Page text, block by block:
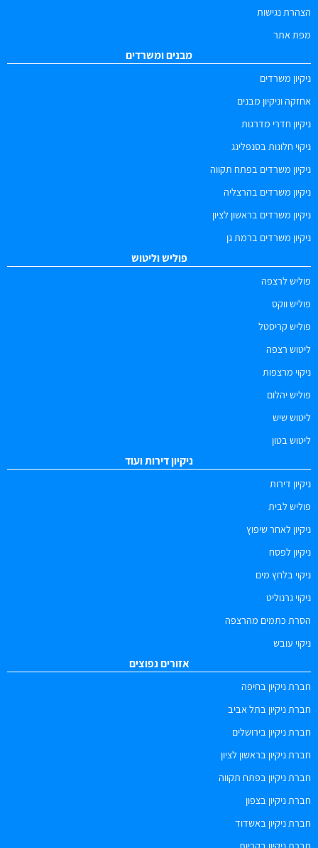
הצהרת נגישות
מפת אתר
מבנים ומשרדים
ניקיון משרדים
אחזקה וניקיון מבנים
ניקיון חדרי מדרגות
ניקוי חלונות בסנפלינג
ניקיון משרדים בפתח תקווה
ניקיון משרדים בהרצליה
ניקיון משרדים בראשון לציון
ניקיון משרדים ברמת גן
פוליש וליטוש
פוליש לרצפה
פוליש ווקס
פוליש קריסטל
ליטוש רצפה
ניקוי מרצפות
פוליש יהלום
ליטוש שיש
ליטוש בטון
ניקיון דירות ועוד
ניקיון דירות
פוליש לבית
ניקיון לאחר שיפוץ
ניקיון לפסח
ניקוי בלחץ מים
ניקוי גרנוליט
הסרת כתמים מהרצפה
ניקוי עובש
אזורים נפוצים
חברת ניקיון בחיפה
חברת ניקיון בתל אביב
חברת ניקיון בירושלים
חברת ניקיון בראשון לציון
חברת ניקיון בפתח תקווה
חברת ניקיון בצפון
חברת ניקיון באשדוד